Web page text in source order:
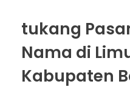
tukang
Nama di
Kabupaten